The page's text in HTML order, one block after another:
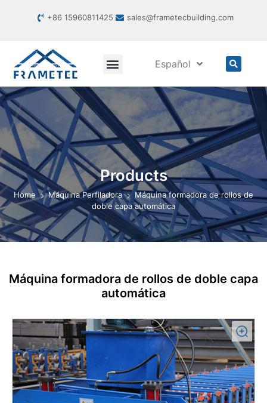
+86 15960811425 sales@frametecbuilding.com
Español
Products
Home Máquina Perfiladora
Máquina formadora de rollos de
doble capa automática
Máquina formadora de rollos de doble capa
automática